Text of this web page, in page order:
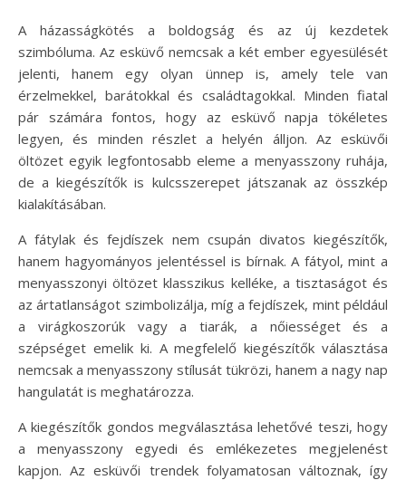
A házasságkötés a boldogság és az új kezdetek
szimbóluma. Az esküvő nemcsak a két ember egyesülését
jelenti, hanem egy olyan ünnep is, amely tele van
érzelmekkel, barátokkal és családtagokkal. Minden fiatal
pár számára fontos, hogy az esküvő napja tökéletes
legyen, és minden részlet a helyén álljon. Az esküvői
öltözet egyik legfontosabb eleme a menyasszony ruhája,
de a kiegészítők is kulcsszerepet játszanak az összkép
kialakításában.
A fátylak és fejdíszek nem csupán divatos kiegészítők,
hanem hagyományos jelentéssel is bírnak. A fátyol, mint a
menyasszonyi öltözet klasszikus kelléke, a tisztaságot és
az ártatlanságot szimbolizálja, míg a fejdíszek, mint például
a virágkoszorúk vagy a tiarák, a nőiességet és a
szépséget emelik ki. A megfelelő kiegészítők választása
nemcsak a menyasszony stílusát tükrözi, hanem a nagy nap
hangulatát is meghatározza.
A kiegészítők gondos megválasztása lehetővé teszi, hogy
a menyasszony egyedi és emlékezetes megjelenést
kapjon. Az esküvői trendek folyamatosan változnak, így